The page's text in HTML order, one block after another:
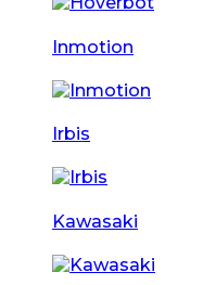
Inmotion
Irbis
Kawasaki